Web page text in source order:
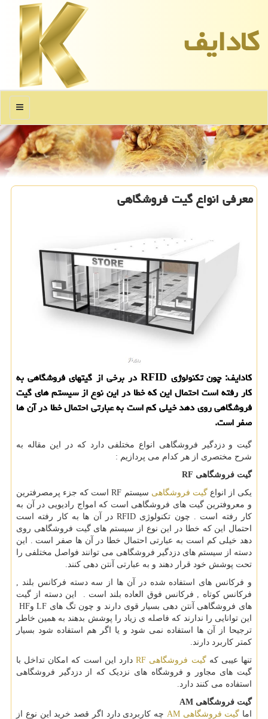
كادایف
منو
معرفی انواع گیت فروشگاهی
كادایف: چون تكنولوژی RFID در برخی از گیتهای فروشگاهی به
كار رفته است احتمال این كه خطا در این نوع از سیستم های گیت
فروشگاهی روی دهد خیلی كم است به عبارتی احتمال خطا در آن ها
صفر است.
گیت و دزدگیر فروشگاهی انواع مختلفی دارد که در این مقاله به
شرح مختصری از هر کدام می پردازیم :
گیت فروشگاهی RF
یکی از انواعگیت فروشگاهی سیستم RFاست که جزء پرمصرفترین
و معروفترین گیت های فروشگاهی است که امواج رادیویی در آن به
کار رفته است . چون تکنولوژی RFIDدر آن ها به کار رفته است
احتمال این که خطا در این نوع از سیستم های گیت فروشگاهی روی
دهد خیلی کم است به عبارتی احتمال خطا در آن ها صفر است . این
دسته از سیستم های دزدگیر فروشگاهی می توانند فواصل مختلفی را
تحت پوشش خود قرار دهند و به عبارتی آنتن دهی کنند.
و فرکانس های استفاده شده در آن ها از سه دسته فرکانس بلند ,
فرکانس کوتاه , فرکانس فوق العاده بلند است . این دسته از گیت
های فروشگاهی آنتن دهی بسیار قوی دارند و چون تگ های LFوHF
این توانایی را ندارند که فاصله ی زیاد را پوشش بدهند به همین خاطر
ترجیحا از آن ها استفاده نمی شود و یا اگر هم استفاده شود بسیار
کمتر کاربرد دارند.
تنها عیبی کهگیت فروشگاهی RFدارد این است که امکان تداخل با
گیت های مجاور و فروشگاه های نزدیک که از دزدگیر فروشگاهی
استفاده می کنند دارد.
گیت فروشگاهی AM
اما گیت فروشگاهیAM چه کاربردی دارد اگر قصد خرید این نوع از